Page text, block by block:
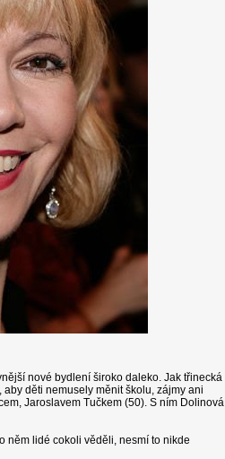
nové bydlení široko daleko. Jak třinecká
děti nemusely měnit školu, zájmy ani
Jaroslavem Tučkem (50). S ním Dolinová
něm lidé cokoli věděli, nesmí to nikde